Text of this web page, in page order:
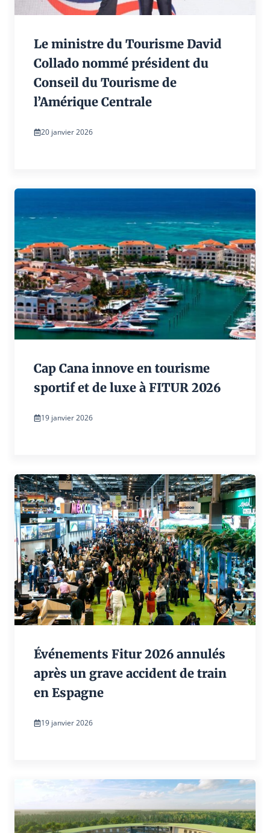
Le ministre du Tourisme David
Collado nommé président du
Conseil du Tourisme de
l’Amérique Centrale
20 janvier 2026
Cap Cana innove en tourisme
sportif et de luxe à FITUR 2026
19 janvier 2026
Événements Fitur 2026 annulés
après un grave accident de train
en Espagne
19 janvier 2026